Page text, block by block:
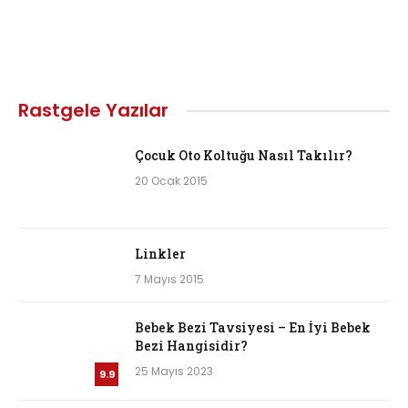
Rastgele Yazılar
Çocuk Oto Koltuğu Nasıl Takılır?
20 Ocak 2015
Linkler
7 Mayıs 2015
9.9
Bebek Bezi Tavsiyesi – En İyi Bebek
Bezi Hangisidir?
25 Mayıs 2023